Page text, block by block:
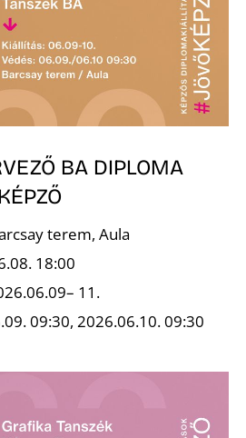
BA DIPLOMA
terem, Aula
18:00
11.
09:30, 2026.06.10. 09:30